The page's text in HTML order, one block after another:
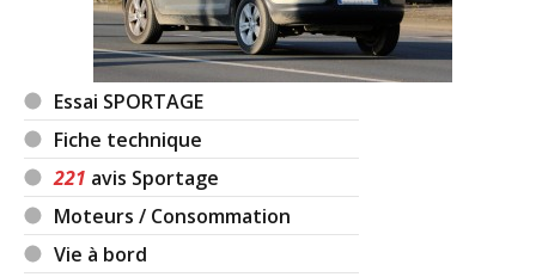
Essai SPORTAGE
Fiche technique
221 avis Sportage
Moteurs / Consommation
Vie à bord